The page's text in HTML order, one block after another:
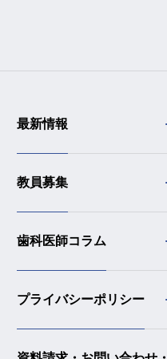
最新情報
教員募集
歯科医師コラム
プライバシーポリシー